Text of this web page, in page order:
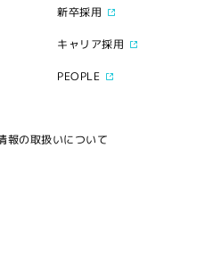
新卒採用
キャリア採用
PEOPLE
報の取扱いについて